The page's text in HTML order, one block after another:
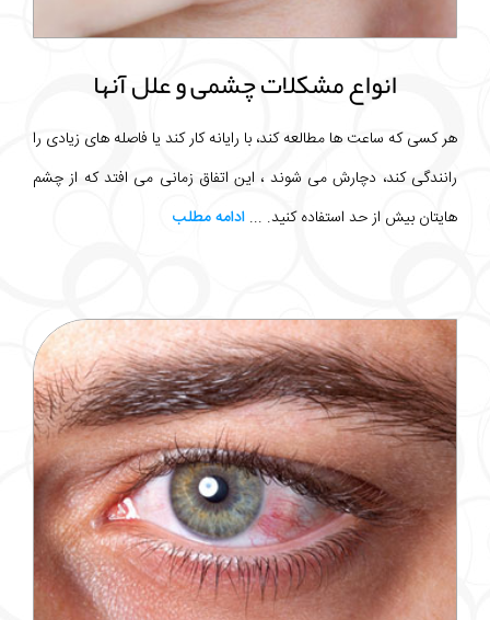
انواع مشکلات چشمی و علل آنها
هر کسی که ساعت ها مطالعه کند، با رایانه کار کند یا فاصله های زیادی را
رانندگی کند، دچارش می شوند ، این اتفاق زمانی می افتد که از چشم
هایتان بیش از حد استفاده کنید. ... ادامه مطلب